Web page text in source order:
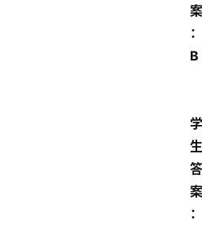
案
：
B
学
生
答
案
：